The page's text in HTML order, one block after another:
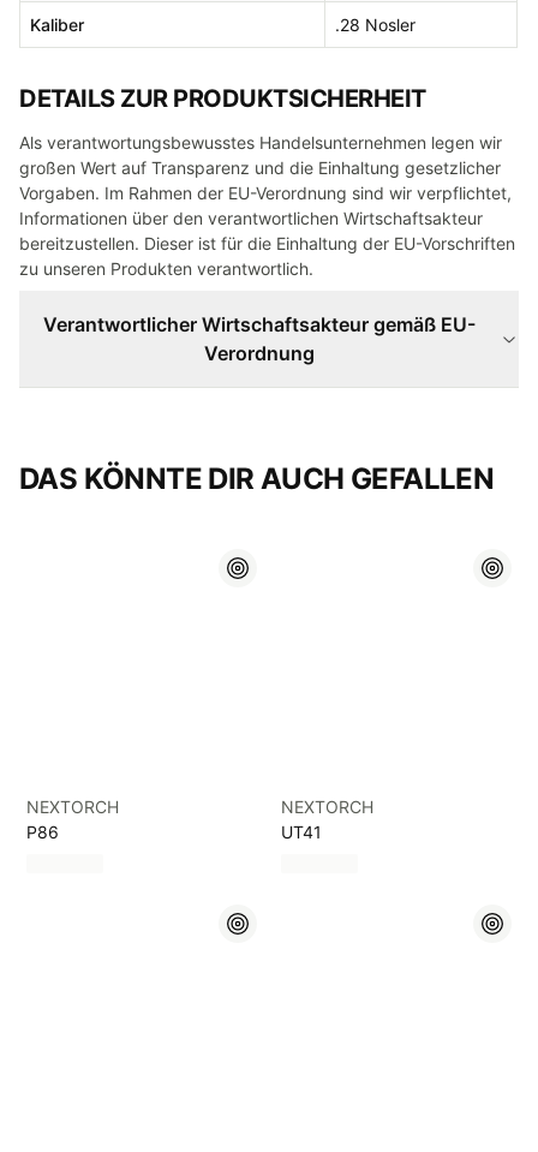
Kaliber .28 Nosler
DETAILS ZUR PRODUKTSICHERHEIT
Als verantwortungsbewusstes Handelsunternehmen legen wir
großen Wert auf Transparenz und die Einhaltung gesetzlicher
Vorgaben. Im Rahmen der EU-Verordnung sind wir verpflichtet,
Informationen über den verantwortlichen Wirtschaftsakteur
bereitzustellen. Dieser ist für die Einhaltung der EU-Vorschriften
zu unseren Produkten verantwortlich.
Verantwortlicher Wirtschaftsakteur gemäß EU-
Verordnung
DAS KÖNNTE DIR AUCH GEFALLEN
NEXTORCH
P86
NEXTORCH
UT41